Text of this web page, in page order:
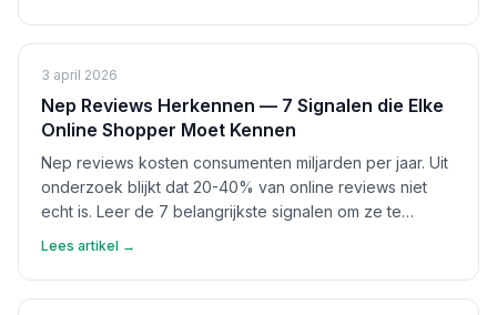
3 april 2026
Nep Reviews Herkennen — 7 Signalen die Elke
Online Shopper Moet Kennen
Nep reviews kosten consumenten miljarden per jaar. Uit
onderzoek blijkt dat 20-40% van online reviews niet
echt is. Leer de 7 belangrijkste signalen om ze te
Lees artikel →